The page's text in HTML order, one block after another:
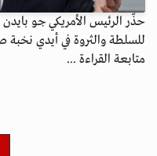
حذّر الرئيس الأمريكي جو
للسلطة والثروة في أيدي نخبة
متابعة القراءة ...